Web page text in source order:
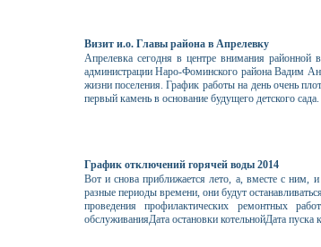
Визит и.о. Главы района в Апрелевку
Апрелевка сегодня в центре внимания районной
администрации Наро-Фоминского района Вадим
жизни поселения. График работы на день очень
первый камень в основание будущего детского
График отключений горячей воды 2014
Вот и снова приближается лето, а, вместе с ним,
разные периоды времени, они будут
проведения профилактических ремонтных
обслуживанияДата остановки котельнойДата